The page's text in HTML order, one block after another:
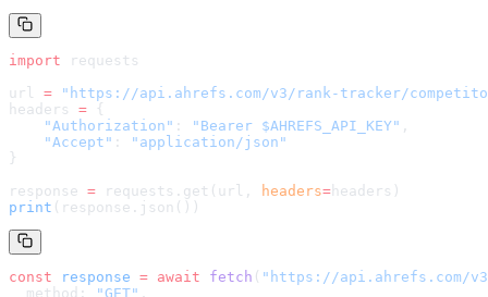
import requests
url = " https://api.ahrefs.com/v3/rank-tracker/
headers = {
    "Authorization"
: "Bearer $AHREFS_API_KEY" ,
    "Accept"
:
"application/json"
}
response = requests.get(url, headers= headers )
print (response.json())
const response = await fetch ( " https://api.ahrefs.com/
  method:
"GET" ,